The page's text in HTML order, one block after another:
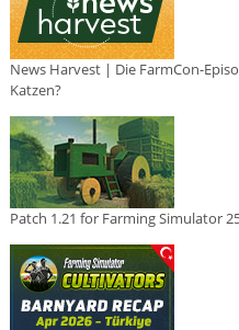
News Harvest | Die FarmCon-
Katzen?
Patch 1.21 for Farming Simulator